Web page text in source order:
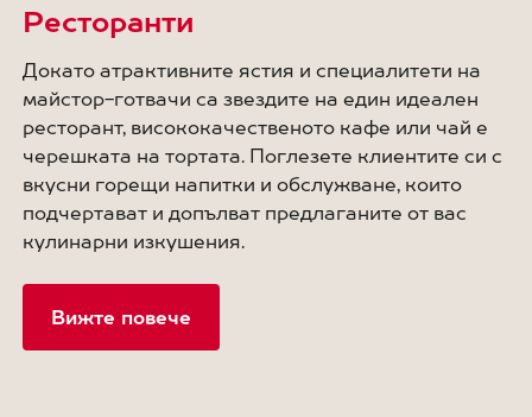
Ресторанти
Докато атрактивните ястия и специалитети на
майстор-готвачи са звездите на един идеален
ресторант, висококачественото кафе или чай е
черешката на тортата. Поглезете клиентите си с
вкусни горещи напитки и обслужване, които
подчертават и допълват предлаганите от вас
кулинарни изкушения.
Вижте повече